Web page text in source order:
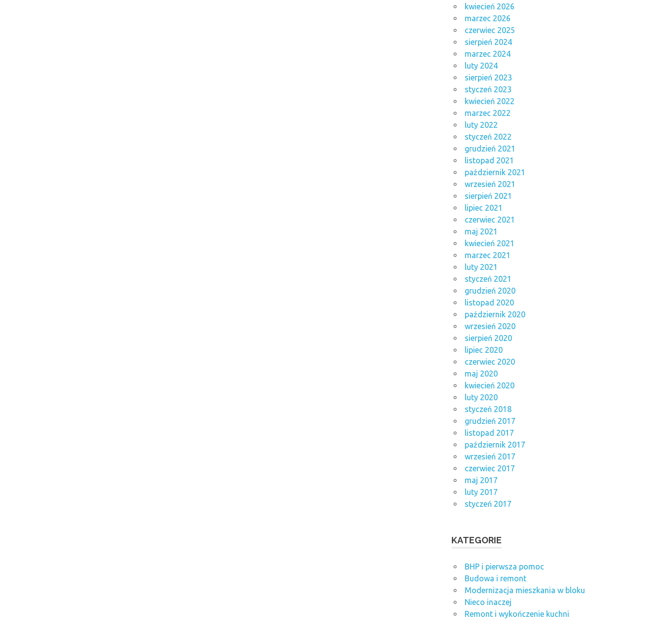
kwiecień 2026
marzec 2026
czerwiec 2025
sierpień 2024
marzec 2024
luty 2024
sierpień 2023
styczeń 2023
kwiecień 2022
marzec 2022
luty 2022
styczeń 2022
grudzień 2021
listopad 2021
październik 2021
wrzesień 2021
sierpień 2021
lipiec 2021
czerwiec 2021
maj 2021
kwiecień 2021
marzec 2021
luty 2021
styczeń 2021
grudzień 2020
listopad 2020
październik 2020
wrzesień 2020
sierpień 2020
lipiec 2020
czerwiec 2020
maj 2020
kwiecień 2020
luty 2020
styczeń 2018
grudzień 2017
listopad 2017
październik 2017
wrzesień 2017
czerwiec 2017
maj 2017
luty 2017
styczeń 2017
KATEGORIE
BHP i pierwsza pomoc
Budowa i remont
Modernizacja mieszkania w bloku
Nieco inaczej
Remont i wykończenie kuchni